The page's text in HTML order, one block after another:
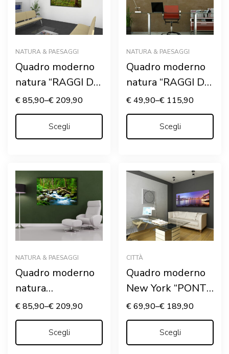
NATURA & PAESAGGI
Quadro moderno
natura “RAGGI DI
SOLE NEL
BOSCO” – Stampa
€85,90–€ 209,90
Scegli
NATURA & PAESAGGI
Quadro moderno
natura “RAGGI DI
SOLE SUL MARE”
– Stampa su tela
€49,90–€ 115,90
Scegli
NATURA & PAESAGGI
Quadro moderno
natura
“TORRENTE
IMPETUOSO” –
Stampa su tela
€85,90–€ 209,90
Scegli
CITTÀ
Quadro moderno
New York “PONTI
SUL FIUME
HUDSON”
€69,90–€ 189,90
Scegli